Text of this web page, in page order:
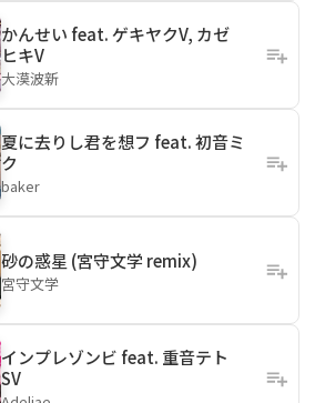
かんせい feat. ゲキヤクV, カゼ
ヒキV
大漠波新
夏に去りし君を想フ feat. 初音ミ
ク
baker
砂の惑星 (宮守文学 remix)
宮守文学
インプレゾンビ feat. 重音テト
SV